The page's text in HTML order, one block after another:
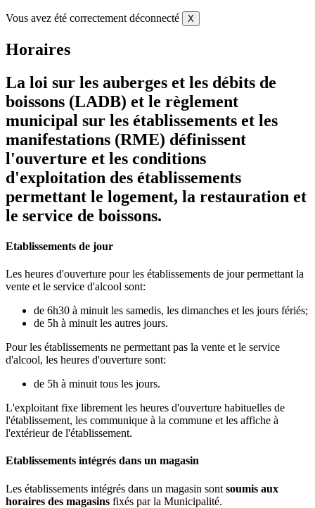
Vous avez été correctement déconnecté X
Horaires
La loi sur les auberges et les débits de
boissons (LADB) et le règlement
municipal sur les établissements et les
manifestations (RME) définissent
l'ouverture et les conditions
d'exploitation des établissements
permettant le logement, la restauration et
le service de boissons.
Etablissements de jour
Les heures d'ouverture pour les établissements de jour permettant la
vente et le service d'alcool sont:
de 6h30 à minuit les samedis, les dimanches et les jours fériés;
de 5h à minuit les autres jours.
Pour les établissements ne permettant pas la vente et le service
d'alcool, les heures d'ouverture sont:
de 5h à minuit tous les jours.
L'exploitant fixe librement les heures d'ouverture habituelles de
l'établissement, les communique à la commune et les affiche à
l'extérieur de l'établissement.
Etablissements intégrés dans un magasin
Les établissements intégrés dans un magasin sont soumis aux
horaires des magasins fixés par la Municipalité.